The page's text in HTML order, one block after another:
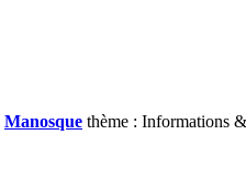
Manosque thème : Informations